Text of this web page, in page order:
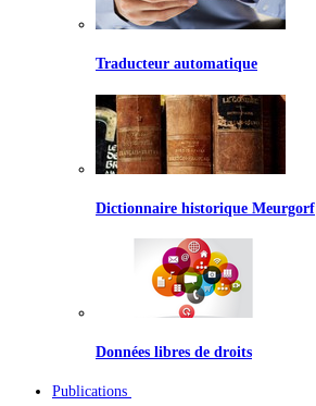
Traducteur automatique
Dictionnaire historique Meurgorf
Données libres de droits
Publications